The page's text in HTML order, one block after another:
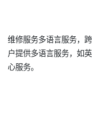
维修服务多语言服务，
户提供多语言服务，如
心服务。